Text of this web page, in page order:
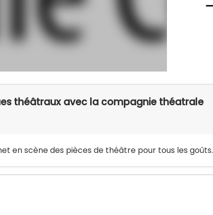
théâtraux avec la compagnie théatrale
en scène des pièces de théâtre pour tous les goûts.